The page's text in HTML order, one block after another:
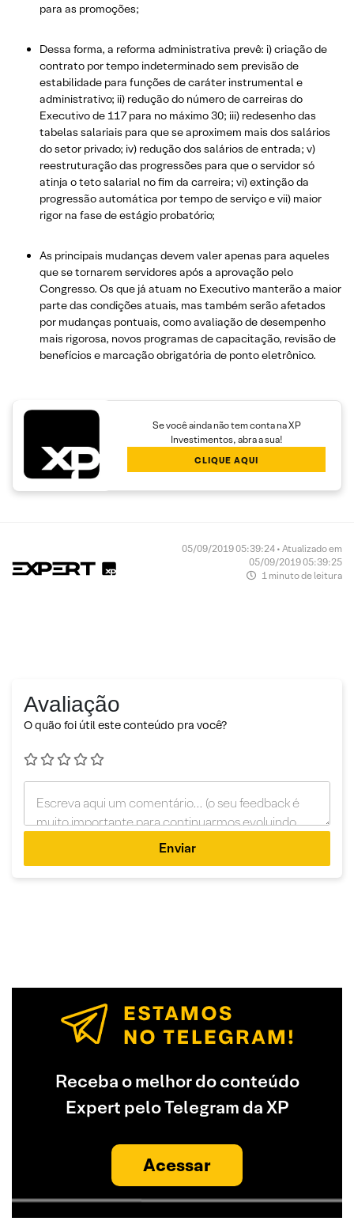
para as promoções;
Dessa forma, a reforma administrativa prevê: i) criação de
contrato por tempo indeterminado sem previsão de
estabilidade para funções de caráter instrumental e
administrativo; ii) redução do número de carreiras do
Executivo de 117 para no máximo 30; iii) redesenho das
tabelas salariais para que se aproximem mais dos salários
do setor privado; iv) redução dos salários de entrada; v)
reestruturação das progressões para que o servidor só
atinja o teto salarial no fim da carreira; vi) extinção da
progressão automática por tempo de serviço e vii) maior
rigor na fase de estágio probatório;
As principais mudanças devem valer apenas para aqueles
que se tornarem servidores após a aprovação pelo
Congresso. Os que já atuam no Executivo manterão a maior
parte das condições atuais, mas também serão afetados
por mudanças pontuais, como avaliação de desempenho
mais rigorosa, novos programas de capacitação, revisão de
benefícios e marcação obrigatória de ponto eletrônico.
Se você ainda não tem conta na XP
Investimentos, abra a sua!
CLIQUE AQUI
05/09/2019 05:39:24 • Atualizado em
05/09/2019 05:39:25
1 minuto de leitura
Avaliação
O quão foi útil este conteúdo pra você?
Enviar
Receba o melhor do conteúdo
Expert pelo Telegram da XP
Acessar